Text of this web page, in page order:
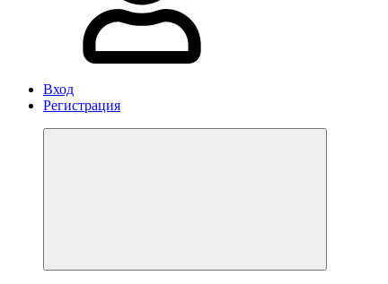
Вход
Регистрация